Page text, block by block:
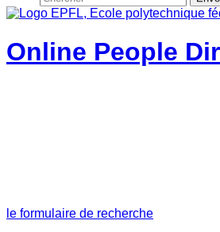
Online People
le formulaire de recherche